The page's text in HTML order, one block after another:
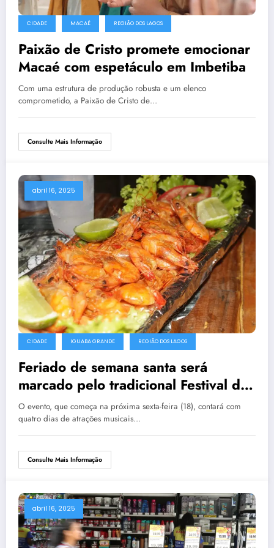
CIDADE MACAÉ REGIÃO DOS LAGOS
Paixão de Cristo promete emocionar
Macaé com espetáculo em Imbetiba
Com uma estrutura de produção robusta e um elenco
comprometido, a Paixão de Cristo de…
Consulte Mais Informação
abril 16, 2025
CIDADE IGUABA GRANDE REGIÃO DOS LAGOS
Feriado de semana santa será
marcado pelo tradicional Festival do
Pescado em Iguaba Grande
O evento, que começa na próxima sexta-feira (18), contará com
quatro dias de atrações musicais…
Consulte Mais Informação
abril 16, 2025